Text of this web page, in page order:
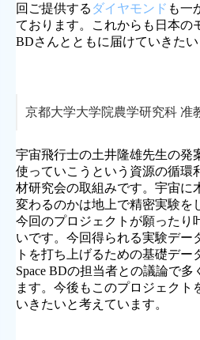
回ご提供する ダイヤモンド も一
ております。これからも日本の
BDさんとともに届けていきたい
京都大学大学院農学研究科 准
宇宙飛行士の土井隆雄先生の発
使っていこうという資源の循環
材研究会の取組みです。宇宙に
変わるのかは地上で精密実験を
今回のプロジェクトが願ったり
いです。今回得られる実験デー
トを打ち上げるための基礎デー
Space BDの担当者との議論で
ます。今後もこのプロジェクト
いきたいと考えています。